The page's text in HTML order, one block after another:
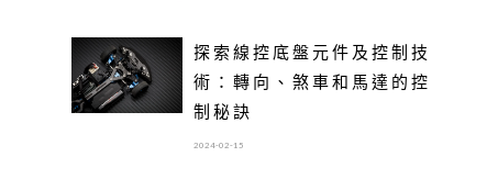
探索線控底盤元件及控制技
術：轉向、煞車和馬達的控
制秘訣
2024-02-15